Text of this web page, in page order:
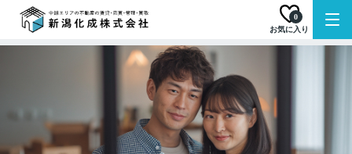
お気に入り
0